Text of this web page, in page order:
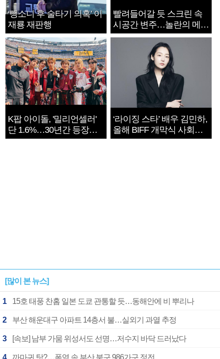
‘뺑소니 후 술타기 의혹’ 이
재룡 재판행
빨려들어갈 듯 스크린 속
시공간 변주…놀란의 메시
지는 ‘전쟁 속죄’
K팝 아이돌, '밀리언셀러'
단 1.6%…30년간 등장
1182개팀 전수조사
‘라이징 스타’ 배우 김민하,
올해 BIFF 개막식 사회자
확정
[많이 본 뉴스]
1 15호 태풍 찬홈 일본 도쿄 관통할 듯…동해안에 비 뿌리나
2 부산 해운대구 아파트 14층서 불…실외기 과열 추정
3 [속보] 남부 가뭄 위성서도 선명…저수지 바닥 드러났다
4 까마귀 탓?…폭염 속 부산 북구 986가구 정전